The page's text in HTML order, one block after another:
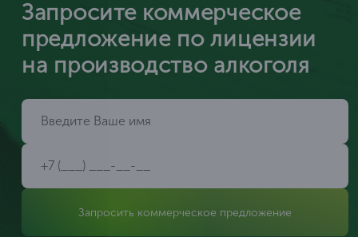
Запросите коммерческое
предложение по лицензии
на производство алкоголя
Запросить коммерческое предложение